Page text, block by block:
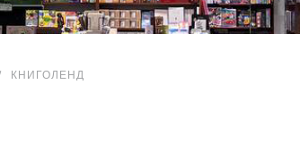
КНИГОЛЕНД